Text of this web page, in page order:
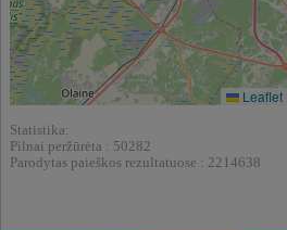
Leaflet
Statistika:
Pilnai peržūrėta : 50282
Parodytas paieškos rezultatuose : 2214638